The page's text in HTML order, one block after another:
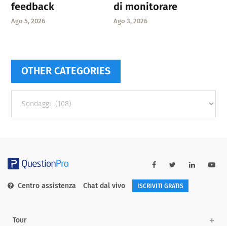
feedback
Ago 5, 2026
di monitorare
Ago 3, 2026
OTHER CATEGORIES
categories
Centro assistenza Chat dal vivo ISCRIVITI GRATIS
Tour